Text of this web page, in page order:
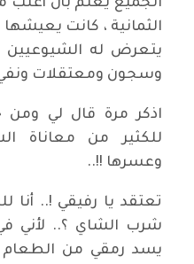
الجميع يعلم بأن أغلب
الثمانية ، كانت
يتعرض له الشيوعيين
وسجون ومعتقلات
اذكر مرة قال لي ومن
للكثير من معاناة
وعسرها !!..
تعتقد يا رفيقي !.. أنا
شرب الشاي ؟.. لأني في
يسد رمقي من الطعام